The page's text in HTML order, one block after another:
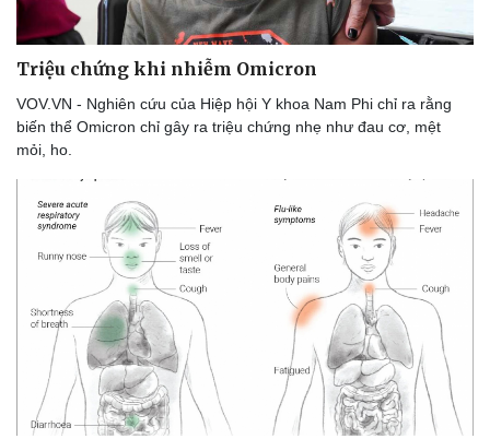
Triệu chứng khi nhiễm Omicron
VOV.VN - Nghiên cứu của Hiệp hội Y khoa Nam Phi chỉ ra rằng
biến thể Omicron chỉ gây ra triệu chứng nhẹ như đau cơ, mệt
mỏi, ho.